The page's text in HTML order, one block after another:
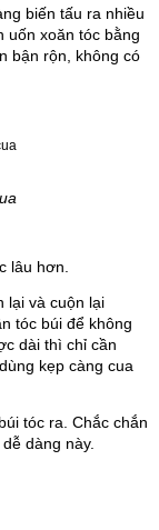
biến tấu ra nhiều
uốn xoăn tóc bằng
bận rộn, không có
lâu hơn.
lại và cuộn lại
tóc búi để không
dài thì chỉ cần
kẹp càng cua
tóc ra. Chắc chắn
dàng này.